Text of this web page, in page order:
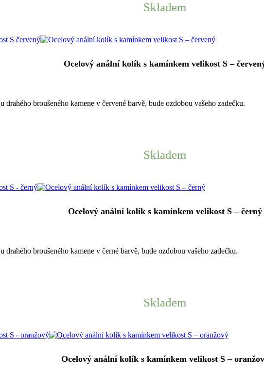
Skladem
Ocelový anální kolík s kamínkem velikost S –
broušeného kamene v červené barvě, bude ozdobou vašeho zadečku.
Skladem
Ocelový anální kolík s kamínkem velikost S – černý
broušeného kamene v černé barvě, bude ozdobou vašeho zadečku.
Skladem
Ocelový anální kolík s kamínkem velikost S –